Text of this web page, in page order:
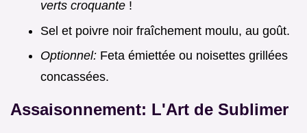
verts croquante !
Sel et poivre noir fraîchement moulu, au goût.
Optionnel: Feta émiettée ou noisettes grillées
concassées.
Assaisonnement: L'Art de Sublimer